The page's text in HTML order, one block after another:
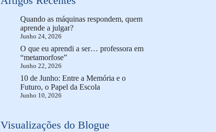
Quando as máquinas respondem, quem
aprende a julgar?
Junho 24, 2026
O que eu aprendi a ser… professora em
“metamorfose”
Junho 22, 2026
10 de Junho: Entre a Memória e o
Futuro, o Papel da Escola
Junho 10, 2026
Visualizações do Blogue